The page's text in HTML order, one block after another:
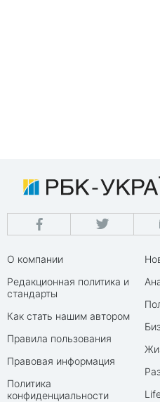
О компании
Редакционная политика и
стандарты
Как стать нашим автором
Правила пользования
Правовая информация
Политика
конфиденциальности